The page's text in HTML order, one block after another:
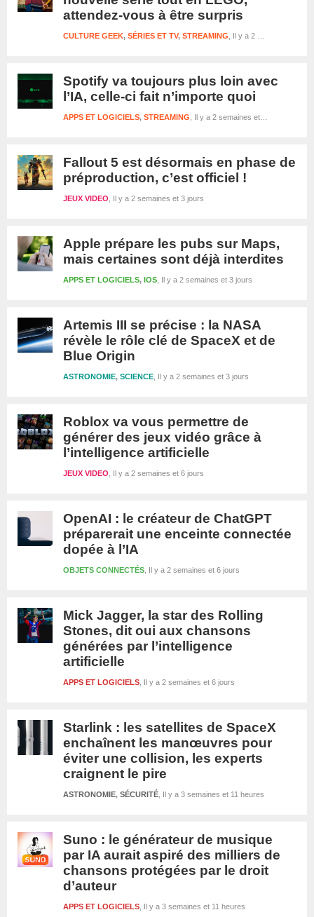
attendez-vous à être surpris
Il y a 2 semaines et 2 jours
CULTURE GEEK, SÉRIES ET TV, STREAMING
Spotify va toujours plus loin avec
l’IA, celle-ci fait n’importe quoi
Il y a 2 semaines et 2 jours
APPS ET LOGICIELS, STREAMING
Fallout 5 est désormais en phase de
préproduction, c’est officiel !
Il y a 2 semaines et 3 jours
JEUX VIDEO
Apple prépare les pubs sur Maps,
mais certaines sont déjà interdites
Il y a 2 semaines et 3 jours
APPS ET LOGICIELS, IOS
Artemis III se précise : la NASA
révèle le rôle clé de SpaceX et de
Blue Origin
Il y a 2 semaines et 3 jours
ASTRONOMIE, SCIENCE
Roblox va vous permettre de
générer des jeux vidéo grâce à
l’intelligence artificielle
Il y a 2 semaines et 6 jours
JEUX VIDEO
OpenAI : le créateur de ChatGPT
préparerait une enceinte connectée
dopée à l’IA
Il y a 2 semaines et 6 jours
OBJETS CONNECTÉS
Mick Jagger, la star des Rolling
Stones, dit oui aux chansons
générées par l’intelligence
artificielle
Il y a 2 semaines et 6 jours
APPS ET LOGICIELS
Starlink : les satellites de SpaceX
enchaînent les manœuvres pour
éviter une collision, les experts
craignent le pire
Il y a 3 semaines et 11 heures
ASTRONOMIE, SÉCURITÉ
Suno : le générateur de musique
par IA aurait aspiré des milliers de
chansons protégées par le droit
d’auteur
Il y a 3 semaines et 11 heures
APPS ET LOGICIELS